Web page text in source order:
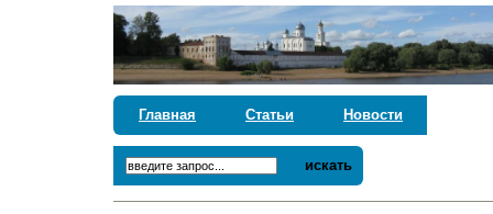
Главная Статьи Новости
искать